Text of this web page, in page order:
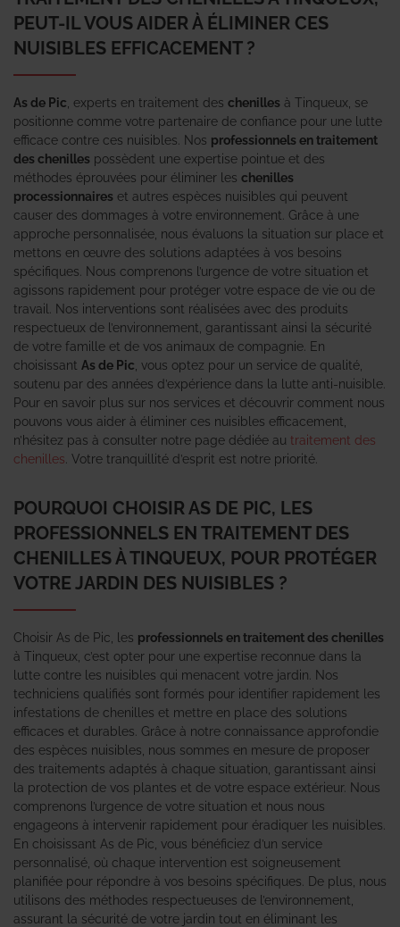
PEUT-IL VOUS AIDER À ÉLIMINER CES
NUISIBLES EFFICACEMENT ?
As de Pic , experts en traitement des chenilles à Tinqueux, se
positionne comme votre partenaire de confiance pour une lutte
efficace contre ces nuisibles. Nos professionnels en traitement
des chenilles possèdent une expertise pointue et des
méthodes éprouvées pour éliminer les chenilles
processionnaires et autres espèces nuisibles qui peuvent
causer des dommages à votre environnement. Grâce à une
approche personnalisée, nous évaluons la situation sur place et
mettons en œuvre des solutions adaptées à vos besoins
spécifiques. Nous comprenons l’urgence de votre situation et
agissons rapidement pour protéger votre espace de vie ou de
travail. Nos interventions sont réalisées avec des produits
respectueux de l’environnement, garantissant ainsi la sécurité
de votre famille et de vos animaux de compagnie. En
choisissant As de Pic , vous optez pour un service de qualité,
soutenu par des années d’expérience dans la lutte anti-nuisible.
Pour en savoir plus sur nos services et découvrir comment nous
pouvons vous aider à éliminer ces nuisibles efficacement,
n’hésitez pas à consulter notre page dédiée au traitement des
chenilles . Votre tranquillité d’esprit est notre priorité.
POURQUOI CHOISIR AS DE PIC, LES
PROFESSIONNELS EN TRAITEMENT DES
CHENILLES À TINQUEUX, POUR PROTÉGER
VOTRE JARDIN DES NUISIBLES ?
Choisir As de Pic, les professionnels en traitement des chenilles
à Tinqueux, c’est opter pour une expertise reconnue dans la
lutte contre les nuisibles qui menacent votre jardin. Nos
techniciens qualifiés sont formés pour identifier rapidement les
infestations de chenilles et mettre en place des solutions
efficaces et durables. Grâce à notre connaissance approfondie
des espèces nuisibles, nous sommes en mesure de proposer
des traitements adaptés à chaque situation, garantissant ainsi
la protection de vos plantes et de votre espace extérieur. Nous
comprenons l’urgence de votre situation et nous nous
engageons à intervenir rapidement pour éradiquer les nuisibles.
En choisissant As de Pic, vous bénéficiez d’un service
personnalisé, où chaque intervention est soigneusement
planifiée pour répondre à vos besoins spécifiques. De plus, nous
utilisons des méthodes respectueuses de l’environnement,
assurant la sécurité de votre jardin tout en éliminant les